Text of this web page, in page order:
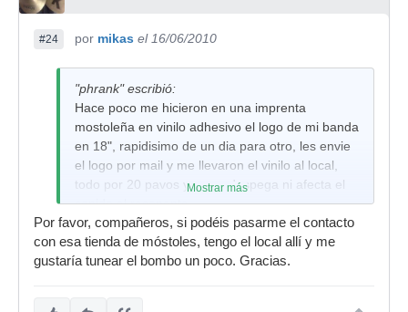
#24 por mikas el 16/06/2010
"phrank" escribió:
Hace poco me hicieron en una imprenta
mostoleña en vinilo adhesivo el logo de mi banda
en 18", rapidisimo de un dia para otro, les envie
el logo por mail y me llevaron el vinilo al local,
todo por 20 pavos y no se despega ni afecta el
sonido al resonante.
Te dejo una foto para ver el resultado:
[ Imagen externa no disponible ]
Mostrar más
Por favor, compañeros, si podéis pasarme el contacto
con esa tienda de móstoles, tengo el local allí y me
gustaría tunear el bombo un poco. Gracias.